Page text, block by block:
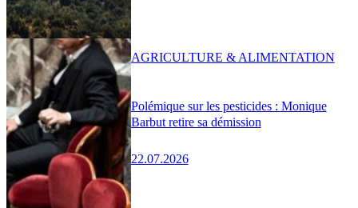
Polémique sur les pesticides : Monique
Barbut retire sa démission
22.07.2026
AGRICULTURE & ALIMENTATION